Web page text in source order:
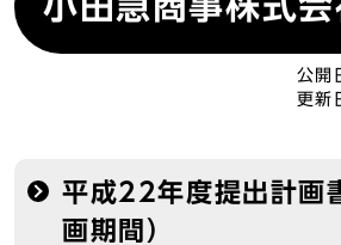
公開
更新
平成22年度提出計画
画期間）